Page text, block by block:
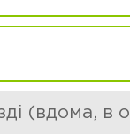
(вдома, в